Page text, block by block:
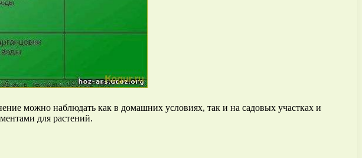
можно наблюдать как в домашних условиях, так и на садовых участках и
для растений.